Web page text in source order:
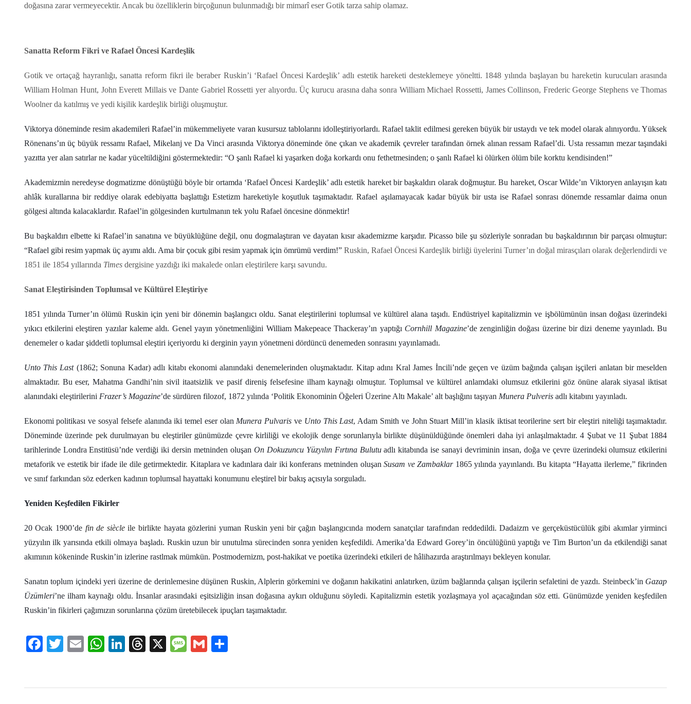
doğasına zarar vermeyecektir. Ancak bu özelliklerin birçoğunun bulunmadığı bir mimarî eser Gotik tarza sahip olamaz.
Sanatta Reform Fikri ve Rafael Öncesi Kardeşlik
Gotik ve ortaçağ hayranlığı, sanatta reform fikri ile beraber Ruskin’i ‘Rafael Öncesi Kardeşlik’ adlı estetik hareketi desteklemeye yöneltti. 1848 yılında başlayan bu hareketin kurucuları arasında
William Holman Hunt, John Everett Millais ve Dante Gabriel Rossetti yer alıyordu. Üç kurucu arasına daha sonra William Michael Rossetti, James Collinson, Frederic George Stephens ve Thomas
Woolner da katılmış ve yedi kişilik kardeşlik birliği oluşmuştur.
Viktorya döneminde resim akademileri Rafael’in mükemmeliyete varan kusursuz tablolarını idolleştiriyorlardı. Rafael taklit edilmesi gereken büyük bir ustaydı ve tek model olarak alınıyordu. Yüksek
Rönenans’ın üç büyük ressamı Rafael, Mikelanj ve Da Vinci arasında Viktorya döneminde öne çıkan ve akademik çevreler tarafından örnek alınan ressam Rafael’di. Usta ressamın mezar taşındaki
yazıtta yer alan satırlar ne kadar yüceltildiğini göstermektedir: “O şanlı Rafael ki yaşarken doğa korkardı onu fethetmesinden; o şanlı Rafael ki ölürken ölüm bile korktu kendisinden!”
Akademizmin neredeyse dogmatizme dönüştüğü böyle bir ortamda ‘Rafael Öncesi Kardeşlik’ adlı estetik hareket bir başkaldırı olarak doğmuştur. Bu hareket, Oscar Wilde’ın Viktoryen anlayışın katı
ahlâk kurallarına bir reddiye olarak edebiyatta başlattığı Estetizm hareketiyle koşutluk taşımaktadır. Rafael aşılamayacak kadar büyük bir usta ise Rafael sonrası dönemde ressamlar daima onun
gölgesi altında kalacaklardır. Rafael’in gölgesinden kurtulmanın tek yolu Rafael öncesine dönmektir!
Bu başkaldırı elbette ki Rafael’in sanatına ve büyüklüğüne değil, onu dogmalaştıran ve dayatan kısır akademizme karşıdır. Picasso bile şu sözleriyle sonradan bu başkaldırının bir parçası olmuştur:
“Rafael gibi resim yapmak üç ayımı aldı. Ama bir çocuk gibi resim yapmak için ömrümü verdim!”Ruskin, Rafael Öncesi Kardeşlik birliği üyelerini Turner’ın doğal mirasçıları olarak değerlendirdi ve
1851 ile 1854 yıllarında Timesdergisine yazdığı iki makalede onları eleştirilere karşı savundu.
Sanat Eleştirisinden Toplumsal ve Kültürel Eleştiriye
1851 yılında Turner’ın ölümü Ruskin için yeni bir dönemin başlangıcı oldu. Sanat eleştirilerini toplumsal ve kültürel alana taşıdı. Endüstriyel kapitalizmin ve işbölümünün insan doğası üzerindeki
yıkıcı etkilerini eleştiren yazılar kaleme aldı. Genel yayın yönetmenliğini William Makepeace Thackeray’ın yaptığı Cornhill Magazine’de zenginliğin doğası üzerine bir dizi deneme yayınladı. Bu
denemeler o kadar şiddetli toplumsal eleştiri içeriyordu ki derginin yayın yönetmeni dördüncü denemeden sonrasını yayınlamadı.
Unto This Last(1862; Sonuna Kadar) adlı kitabı ekonomi alanındaki denemelerinden oluşmaktadır. Kitap adını Kral James İncili’nde geçen ve üzüm bağında çalışan işçileri anlatan bir meselden
almaktadır. Bu eser, Mahatma Gandhi’nin sivil itaatsizlik ve pasif direniş felsefesine ilham kaynağı olmuştur. Toplumsal ve kültürel anlamdaki olumsuz etkilerini göz önüne alarak siyasal iktisat
alanındaki eleştirilerini Frazer’s Magazine’de sürdüren filozof, 1872 yılında ‘Politik Ekonominin Öğeleri Üzerine Altı Makale’ alt başlığını taşıyan Munera Pulverisadlı kitabını yayınladı.
Ekonomi politikası ve sosyal felsefe alanında iki temel eser olan Munera Pulvaris ve Unto This Last, Adam Smith ve John Stuart Mill’in klasik iktisat teorilerine sert bir eleştiri niteliği taşımaktadır.
Döneminde üzerinde pek durulmayan bu eleştiriler günümüzde çevre kirliliği ve ekolojik denge sorunlarıyla birlikte düşünüldüğünde önemleri daha iyi anlaşılmaktadır. 4 Şubat ve 11 Şubat 1884
tarihlerinde Londra Enstitüsü’nde verdiği iki dersin metninden oluşan On Dokuzuncu Yüzyılın Fırtına Bulutuadlı kitabında ise sanayi devriminin insan, doğa ve çevre üzerindeki olumsuz etkilerini
metaforik ve estetik bir ifade ile dile getirmektedir. Kitaplara ve kadınlara dair iki konferans metninden oluşanSusam ve Zambaklar1865 yılında yayınlandı. Bu kitapta “Hayatta ilerleme,” fikrinden
ve sınıf farkından söz ederken kadının toplumsal hayattaki konumunu eleştirel bir bakış açısıyla sorguladı.
Yeniden Keşfedilen Fikirler
20 Ocak 1900’de fin de siècle ile birlikte hayata gözlerini yuman Ruskin yeni bir çağın başlangıcında modern sanatçılar tarafından reddedildi. Dadaizm ve gerçeküstücülük gibi akımlar yirminci
yüzyılın ilk yarısında etkili olmaya başladı. Ruskin uzun bir unutulma sürecinden sonra yeniden keşfedildi. Amerika’da Edward Gorey’in öncülüğünü yaptığı ve Tim Burton’un da etkilendiği sanat
akımının kökeninde Ruskin’in izlerine rastlmak mümkün. Postmodernizm, post-hakikat ve poetika üzerindeki etkileri de hâlihazırda araştırılmayı bekleyen konular.
Sanatın toplum içindeki yeri üzerine de derinlemesine düşünen Ruskin, Alplerin görkemini ve doğanın hakikatini anlatırken, üzüm bağlarında çalışan işçilerin sefaletini de yazdı. Steinbeck’in Gazap
Üzümleri’ne ilham kaynağı oldu. İnsanlar arasındaki eşitsizliğin insan doğasına aykırı olduğunu söyledi. Kapitalizmin estetik yozlaşmaya yol açacağından söz etti. Günümüzde yeniden keşfedilen
Ruskin’in fikirleri çağımızın sorunlarına çözüm üretebilecek ipuçları taşımaktadır.
FacebookTwitterEmail WhatsAppLinkedInThreads
X Message
Gmail